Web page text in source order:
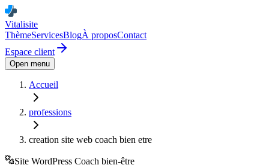
Vitalisite
ThèmeServicesBlogÀ proposContact
Espace client
Open menu
Accueil
professions
creation site web coach bien etre
Site WordPress Coach bien-être